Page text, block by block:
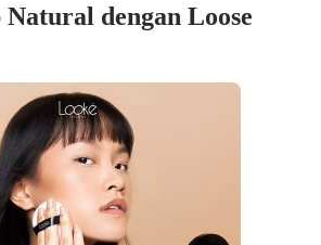
dengan Loose